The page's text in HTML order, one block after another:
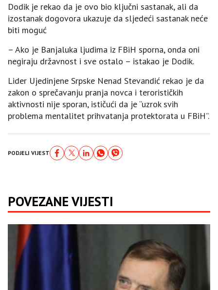
Dodik je rekao da je ovo bio ključni sastanak, ali da
izostanak dogovora ukazuje da sljedeći sastanak neće
biti moguć
– Ako je Banjaluka ljudima iz FBiH sporna, onda oni
negiraju državnost i sve ostalo – istakao je Dodik.
Lider Ujedinjene Srpske Nenad Stevandić rekao je da
zakon o sprečavanju pranja novca i terorističkih
aktivnosti nije sporan, ističući da je “uzrok svih
problema mentalitet prihvatanja protektorata u FBiH”.
PODJELI VIJEST
POVEZANE VIJESTI